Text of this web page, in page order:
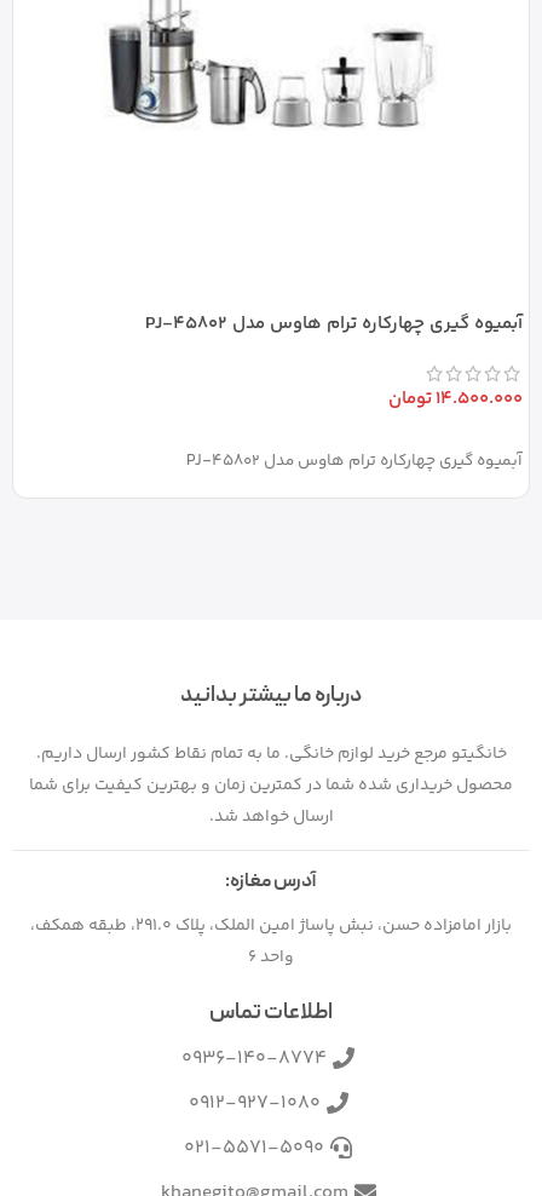
آبمیوه گیری چهارکاره ترام هاوس مدل PJ-45802
14.500.000تومان
آبمیوه گیری چهارکاره ترام هاوس مدل PJ-45802
درباره ما بیشتر بدانید
خانگیتو مرجع خرید لوازم خانگی. ما به تمام نقاط کشور ارسال داریم.
محصول خریداری شده شما در کمترین زمان و بهترین کیفیت برای شما
ارسال خواهد شد.
آدرس مغازه:
بازار امامزاده حسن، نبش پاساژ امین الملک، پلاک 291.0، طبقه همکف،
واحد 6
اطلاعات تماس
0936-140-8774
0912-927-1080
021-5571-5090